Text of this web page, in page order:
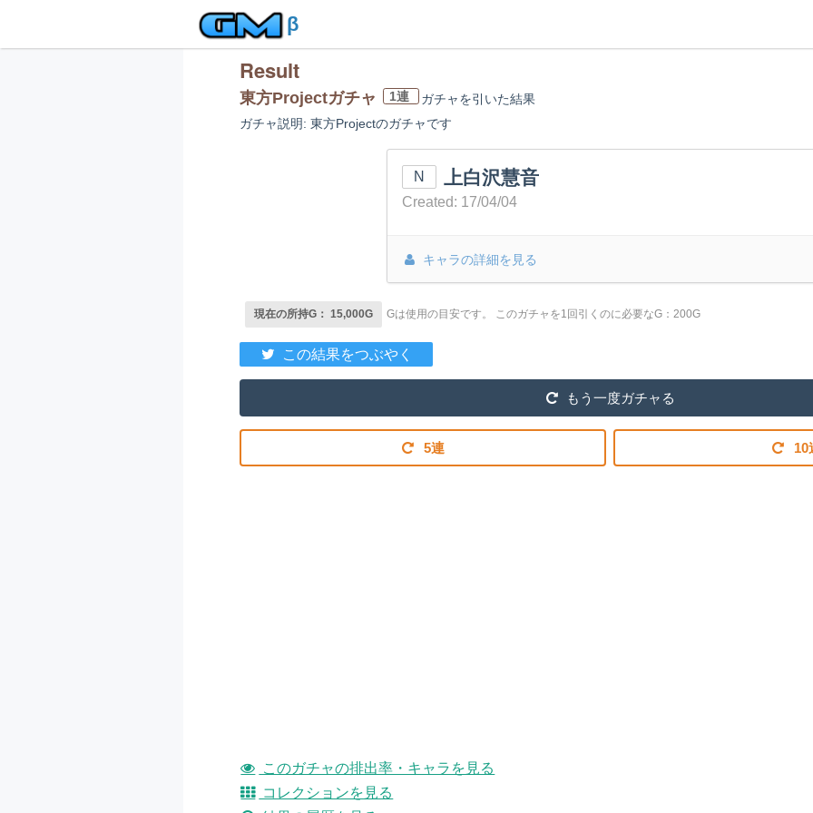
β
Result
東方Projectガチャ 1連 ガチャを引いた結果
ガチャ説明: 東方Projectのガチャです
N 上白沢慧音
Created: 17/04/04
キャラの詳細を見る
現在の所持G： 15,000G Gは使用の目安です。 このガチャを1回引くのに必要なG：200G
この結果をつぶやく
もう一度ガチャる
5連 10
このガチャの排出率・キャラを見る
コレクションを見る